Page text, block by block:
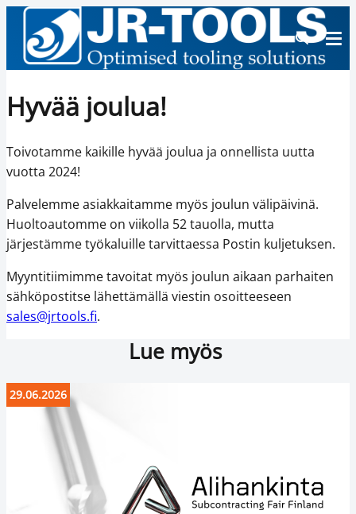
Hyvää joulua!
Toivotamme kaikille hyvää joulua ja onnellista uutta
vuotta 2024!
Palvelemme asiakkaitamme myös joulun välipäivinä.
Huoltoautomme on viikolla 52 tauolla, mutta
järjestämme työkaluille tarvittaessa Postin kuljetuksen.
Myyntitiimimme tavoitat myös joulun aikaan parhaiten
sähköpostitse lähettämällä viestin osoitteeseen
sales@jrtools.fi.
Lue myös
29.06.2026